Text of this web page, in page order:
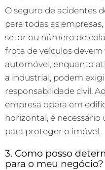
O seguro de acidentes
para todas as
setor ou número de
frota de veículos
automóvel, enquanto
a industrial, podem
responsabilidade civil.
empresa opera em
horizontal, é
para proteger o imóvel.
3. Como posso
para o meu negócio?